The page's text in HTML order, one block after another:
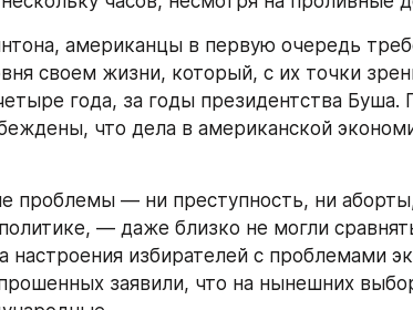
налогов не только для
тысяч долларов и выше — об этом
среднего и нижне-среднего классов с
о чем Клинтон нс говорил вовсе.
победителей не судят. И Клинтона не
традиционно отводимые
«вошел в курс», «осмотрелся» в
суд начнется: с Клинтона начнут
то, чего он не обещал. Впрочем, это —
и наши заботы. Поскольку в повестке